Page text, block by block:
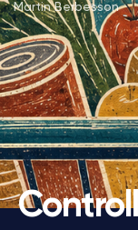
Martin Berbesson